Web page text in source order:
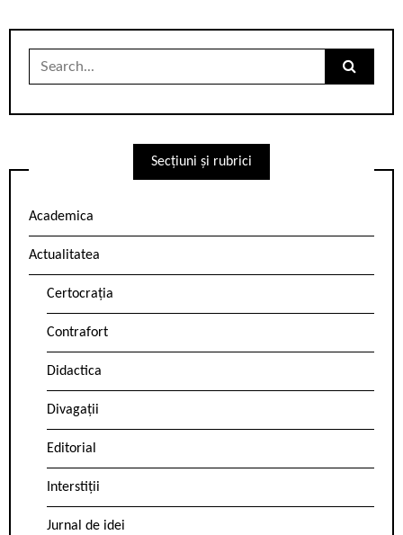
Search
Secțiuni și rubrici
Academica
Actualitatea
Certocrația
Contrafort
Didactica
Divagații
Editorial
Interstiții
Jurnal de idei